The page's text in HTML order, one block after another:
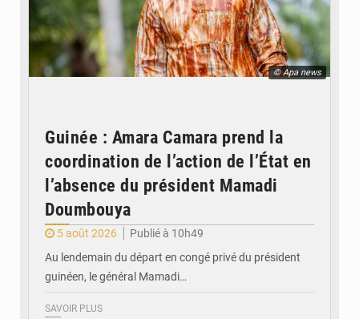
© Apa news
Guinée : Amara Camara prend la
coordination de l’action de l’État en
l’absence du président Mamadi
Doumbouya
5 août 2026
Publié à 10h49
Au lendemain du départ en congé privé du président
guinéen, le général Mamadi…
SAVOIR PLUS